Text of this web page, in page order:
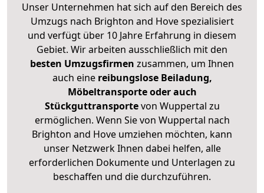
Unser Unternehmen hat sich auf den Bereich des
Umzugs nach Brighton and Hove spezialisiert
und verfügt über 10 Jahre Erfahrung in diesem
Gebiet. Wir arbeiten ausschließlich mit den
besten Umzugsfirmen zusammen, um Ihnen
auch eine reibungslose Beiladung,
Möbeltransporte oder auch
Stückguttransportevon Wuppertal zu
ermöglichen. Wenn Sie von Wuppertal nach
Brighton and Hove umziehen möchten, kann
unser Netzwerk Ihnen dabei helfen, alle
erforderlichen Dokumente und Unterlagen zu
beschaffen und die durchzuführen.